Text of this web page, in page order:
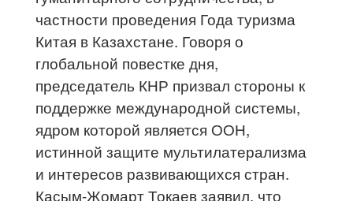
частности проведения Года туризма
Китая в Казахстане. Говоря о
глобальной повестке дня,
председатель КНР призвал стороны к
поддержке международной системы,
ядром которой является ООН,
истинной защите мультилатерализма
и интересов развивающихся стран.
Касым-Жомарт Токаев заявил, что